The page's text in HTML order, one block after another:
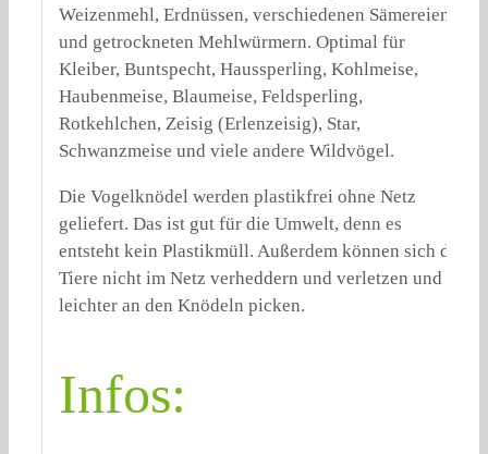
Weizenmehl, Erdnüssen, verschiedenen Sämereien
und getrockneten Mehlwürmern. Optimal für
Kleiber, Buntspecht, Haussperling, Kohlmeise,
Haubenmeise, Blaumeise, Feldsperling,
Rotkehlchen, Zeisig (Erlenzeisig), Star,
Schwanzmeise und viele andere Wildvögel.
Die Vogelknödel werden plastikfrei ohne Netz
geliefert. Das ist gut für die Umwelt, denn es
entsteht kein Plastikmüll. Außerdem können sich die
Tiere nicht im Netz verheddern und verletzen und
leichter an den Knödeln picken.
Infos: